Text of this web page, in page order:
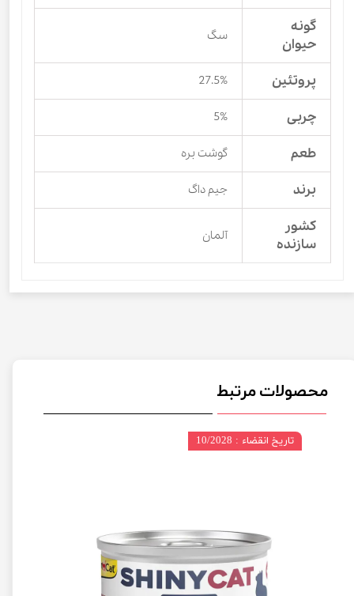
گونه
حیوان
سگ
پروتئین 27.5%
چربی 5%
طعم گوشت بره
برند جیم داگ
کشور
سازنده
آلمان
محصولات مرتبط
تاریخ انقضاء : 10/2028